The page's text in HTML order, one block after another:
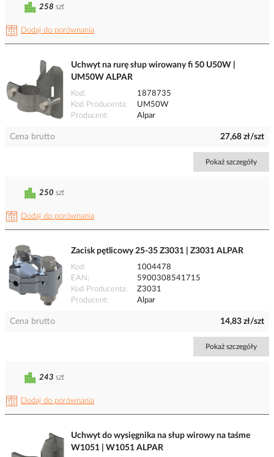
Dodaj do porównania
258 szt
Uchwyt na rurę słup wirowany fi 50 U50W |
UM50W ALPAR
Kod
1878735
Kod Producenta
UM50W
Producent
Alpar
Cena brutto 27,68 zł/szt
Pokaż szczegóły
Dodaj do porównania
250 szt
Zacisk pętlicowy 25-35 Z3031 | Z3031 ALPAR
Kod
1004478
EAN
5900308541715
Kod Producenta
Z3031
Producent
Alpar
Cena brutto 14,83 zł/szt
Pokaż szczegóły
Dodaj do porównania
243 szt
Uchwyt do wysięgnika na słup wirowy na taśme
W1051 | W1051 ALPAR